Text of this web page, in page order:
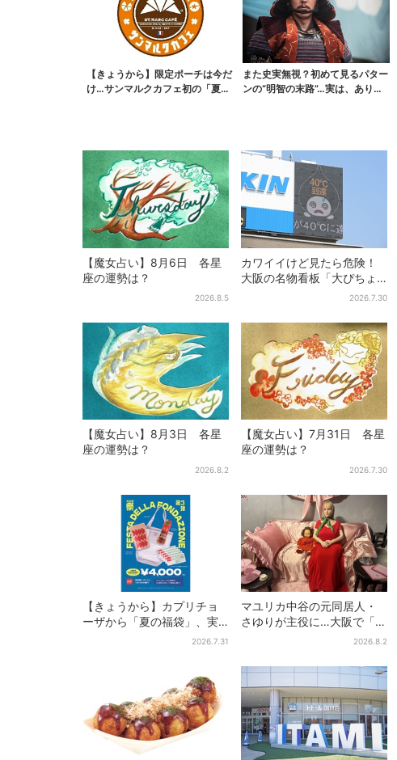
【きょうから】限定ポーチは今だ
け…サンマルクカフェ初の「夏福
また史実無視？初めて見るパター
ンの“明智の末路”…実は、ありえ
【魔女占い】8月6日 各星
座の運勢は？
2026.8.5
カワイイけど見たら危険！
大阪の名物看板「大ぴちょ
んくん」に異変、青→真っ
2026.7.30
【魔女占い】8月3日 各星
座の運勢は？
2026.8.2
【魔女占い】7月31日 各星
座の運勢は？
2026.7.30
【きょうから】カプリチョ
ーザから「夏の福袋」、実
質無料…？値段以上の食事券
2026.7.31
マユリカ中谷の元同居人・
さゆりが主役に…大阪で「呪
物展」開催、コンセプト2026.8.2